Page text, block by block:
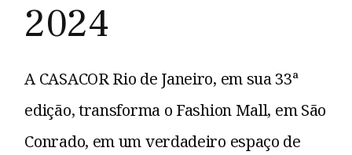
2024
A CASACOR Rio de Janeiro, em sua 33ª
edição, transforma o Fashion Mall, em São
Conrado, em um verdadeiro espaço de